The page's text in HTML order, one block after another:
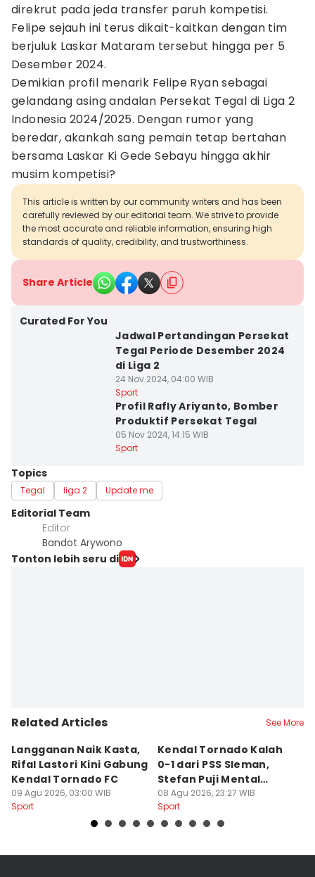
direkrut pada jeda transfer paruh kompetisi.
Felipe sejauh ini terus dikait-kaitkan dengan tim
berjuluk Laskar Mataram tersebut hingga per 5
Desember 2024.
Demikian profil menarik Felipe Ryan sebagai
gelandang asing andalan Persekat Tegal di Liga 2
Indonesia 2024/2025. Dengan rumor yang
beredar, akankah sang pemain tetap bertahan
bersama Laskar Ki Gede Sebayu hingga akhir
musim kompetisi?
This article is written by our community writers and has been
carefully reviewed by our editorial team. We strive to provide
the most accurate and reliable information, ensuring high
standards of quality, credibility, and trustworthiness.
Share Article
Curated For You
Jadwal Pertandingan Persekat
Tegal Periode Desember 2024
di Liga 2
24 Nov 2024, 04:00 WIB
Sport
Profil Rafly Ariyanto, Bomber
Produktif Persekat Tegal
05 Nov 2024, 14:15 WIB
Sport
Topics
Tegal liga 2 Update me
Editorial Team
Editor
Bandot Arywono
Tonton lebih seru di
Related Articles See More
Langganan Naik Kasta,
Rifal Lastori Kini Gabung
Kendal Tornado FC
09 Agu 2026, 03:00 WIB
Sport
Kendal Tornado Kalah
0-1 dari PSS Sleman,
Stefan Puji Mental
Pemain
08 Agu 2026, 23:27 WIB
Sport